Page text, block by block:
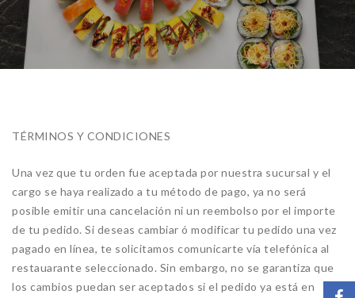
TÉRMINOS Y CONDICIONES
Una vez que tu orden fue aceptada por nuestra sucursal y el
cargo se haya realizado a tu método de pago, ya no será
posible emitir una cancelación ni un reembolso por el importe
de tu pedido. Si deseas cambiar ó modificar tu pedido una vez
pagado en línea, te solicitamos comunicarte vía telefónica al
restauarante seleccionado. Sin embargo, no se garantiza que
los cambios puedan ser aceptados si el pedido ya está en